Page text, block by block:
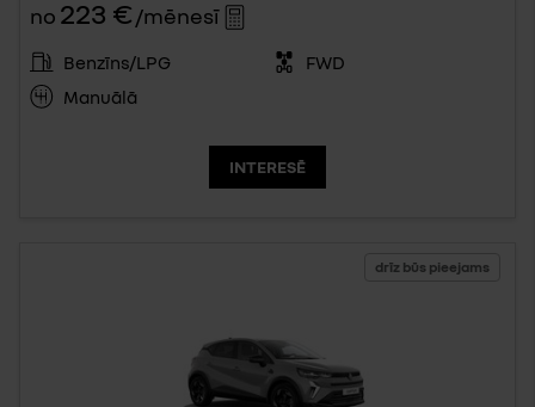
no 223 € /mēnesī
Benzīns/LPG
FWD
Manuālā
INTERESĒ
drīz būs pieejams